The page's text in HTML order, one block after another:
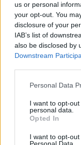
us or personal
your opt-out. You
disclosure of your
IAB’s list of
also be disclosed by
Downstream
Personal Data
I want to opt-
personal data.
Opted In
I want to opt-
Από την πλευρά
διευθύνων